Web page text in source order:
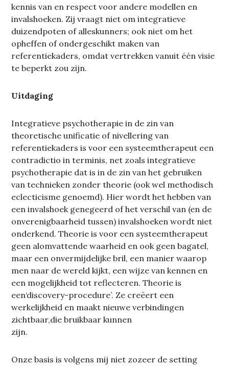
kennis van en respect voor andere modellen en
invalshoeken. Zij vraagt niet om integratieve
duizendpoten of alleskunners; ook niet om het
opheffen of ondergeschikt maken van
referentiekaders, omdat vertrekken vanuit één visie
te beperkt zou zijn.
Uitdaging
Integratieve psychotherapie in de zin van
theoretische unificatie of nivellering van
referentiekaders is voor een systeemtherapeut een
contradictio in terminis, net zoals integratieve
psychotherapie dat is in de zin van het gebruiken
van technieken zonder theorie (ook wel methodisch
eclecticisme genoemd). Hier wordt het hebben van
een invalshoek genegeerd of het verschil van (en de
onverenigbaarheid tussen) invalshoeken wordt niet
onderkend. Theorie is voor een systeemtherapeut
geen alomvattende waarheid en ook geen bagatel,
maar een onvermijdelijke bril, een manier waarop
men naar de wereld kijkt, een wijze van kennen en
een mogelijkheid tot reflecteren. Theorie is
een‘discovery-procedure’. Ze creëert een
werkelijkheid en maakt nieuwe verbindingen
zichtbaar,die bruikbaar kunnen
zijn.
Onze basis is volgens mij niet zozeer de setting